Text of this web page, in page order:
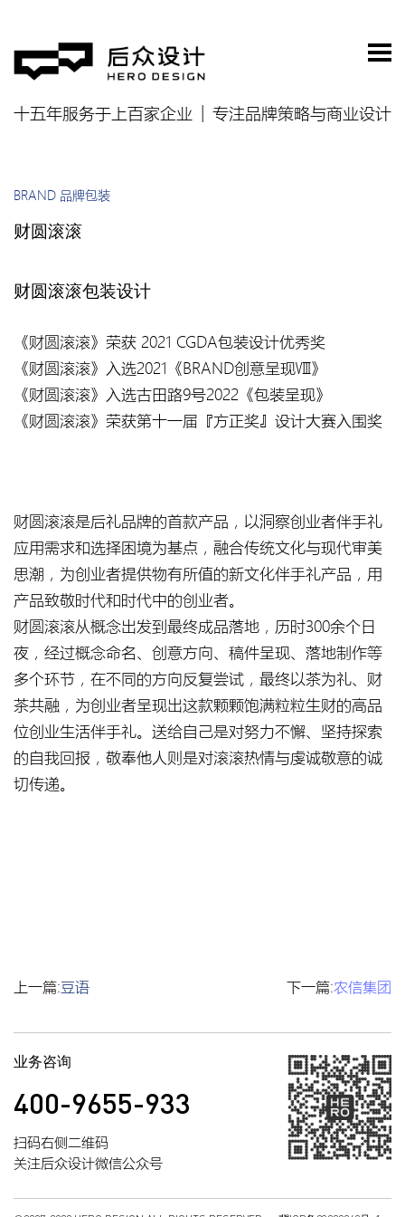
十五年服务于上百家企业 专注品牌策略与商业设计
财圆滚滚
BRAND 品牌包装
财圆滚滚包装设计
《财圆滚滚》荣获 2021 CGDA包装设计优秀奖
《财圆滚滚》入选2021《BRAND创意呈现Ⅷ》
《财圆滚滚》入选古田路9号2022《包装呈现》
《财圆滚滚》荣获第十一届『方正奖』设计大赛入围奖
财圆滚滚是后礼品牌的首款产品，以洞察创业者伴手礼
应用需求和选择困境为基点，融合传统文化与现代审美
思潮，为创业者提供物有所值的新文化伴手礼产品，用
产品致敬时代和时代中的创业者。
财圆滚滚从概念出发到最终成品落地，历时300余个日
夜，经过概念命名、创意方向、稿件呈现、落地制作等
多个环节，在不同的方向反复尝试，最终以茶为礼、财
茶共融，为创业者呈现出这款颗颗饱满粒粒生财的高品
位创业生活伴手礼。送给自己是对努力不懈、坚持探索
的自我回报，敬奉他人则是对滚滚热情与虔诚敬意的诚
切传递。
上一篇:豆语 下一篇:农信集团
业务咨询
400-9655-933
扫码右侧二维码
关注后众设计微信公众号